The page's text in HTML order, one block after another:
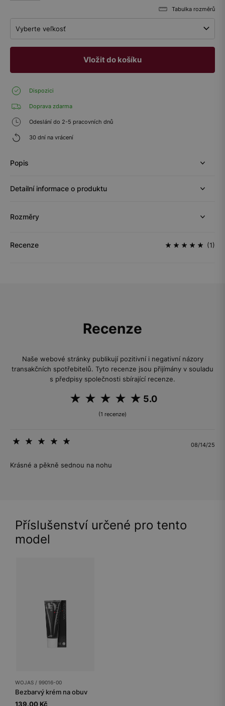
Tabulka rozměrů
Vyberte veľkosť
Vložit do košíku
Dispozici
Doprava zdarma
Odeslání do 2-5 pracovních dnů
30 dní na vrácení
Popis
Detailní informace o produktu
Rozměry
Recenze (1)
Recenze
Naše webové stránky publikují pozitivní i negativní názory
transakčních spotřebitelů. Tyto recenze jsou přijímány v souladu
s předpisy společnosti sbírající recenze.
5.0
(1 recenze)
08/14/25
Krásné a pěkně sednou na nohu
Příslušenství určené pro tento
model
WOJAS / 99016-00
Bezbarvý krém na obuv
139.00 Kč